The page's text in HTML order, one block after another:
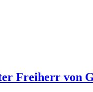
Freiherr von